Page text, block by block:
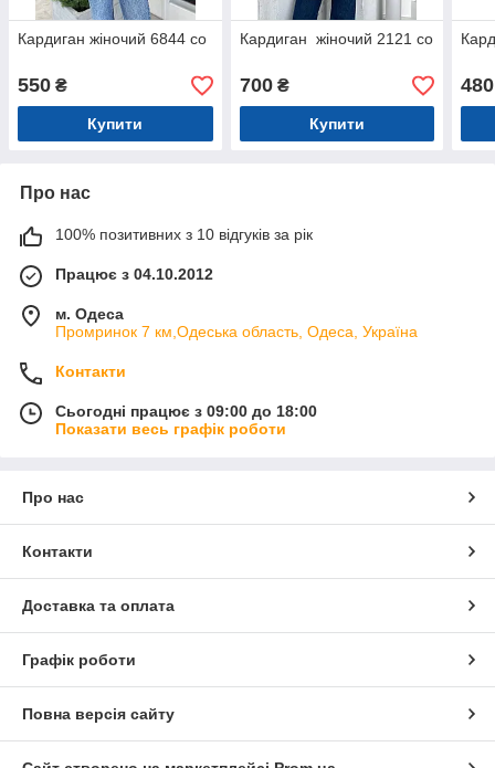
Кардиган жіночий 6844 со
550 ₴
Купити
Кардиган жіночий 2121 со
700₴
Купити
480
Про нас
100% позитивних з 10 відгуків за рік
Працює з 04.10.2012
м. Одеса
Промринок 7 км,Одеська область, Одеса, Україна
Контакти
Сьогодні працює з 09:00 до 18:00
Показати весь графік роботи
Про нас
Контакти
Доставка та оплата
Графік роботи
Повна версія сайту